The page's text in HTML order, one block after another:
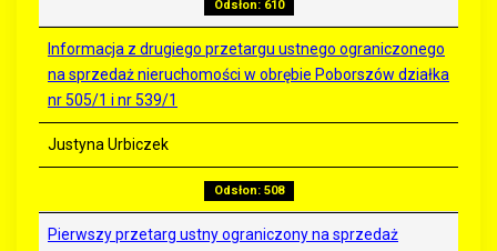
Odsłon: 610
Informacja z drugiego przetargu ustnego ograniczonego
na sprzedaż nieruchomości w obrębie Poborszów działka
nr 505/1 i nr 539/1
Justyna Urbiczek
Odsłon: 508
Pierwszy przetarg ustny ograniczony na sprzedaż